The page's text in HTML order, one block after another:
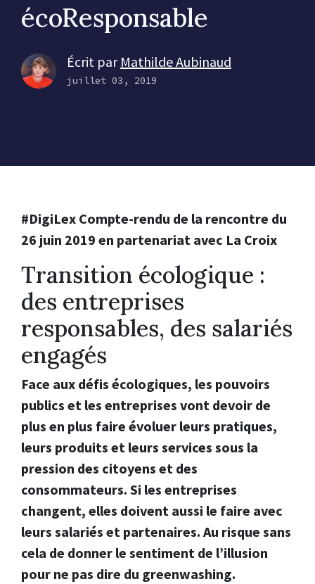
écoResponsable
Écrit par Mathilde Aubinaud
juillet 03, 2019
#DigiLex Compte-rendu de la rencontre du
26 juin 2019 en partenariat avec La Croix
Transition écologique :
des entreprises
responsables, des salariés
engagés
Face aux défis écologiques, les pouvoirs
publics et les entreprises vont devoir de
plus en plus faire évoluer leurs pratiques,
leurs produits et leurs services sous la
pression des citoyens et des
consommateurs. Si les entreprises
changent, elles doivent aussi le faire avec
leurs salariés et partenaires. Au risque sans
cela de donner le sentiment de l’illusion
pour ne pas dire du greenwashing.